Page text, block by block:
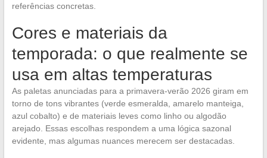
referências concretas.
Cores e materiais da
temporada: o que realmente se
usa em altas temperaturas
As paletas anunciadas para a primavera-verão 2026 giram em
torno de tons vibrantes (verde esmeralda, amarelo manteiga,
azul cobalto) e de materiais leves como linho ou algodão
arejado. Essas escolhas respondem a uma lógica sazonal
evidente, mas algumas nuances merecem ser destacadas.